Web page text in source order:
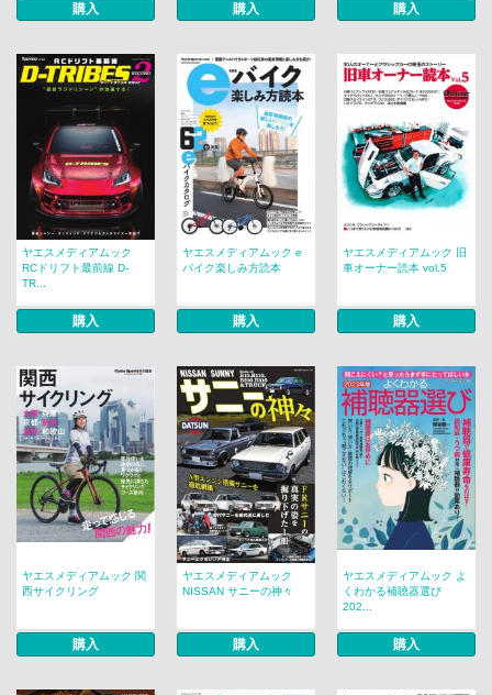
購入 購入 購入
ヤエスメディアムック
RCドリフト最前線 D-
TR...
購入
ヤエスメディアムック e
バイク楽しみ方読本
購入
ヤエスメディアムック 旧
車オーナー読本 vol.5
購入
ヤエスメディアムック 関
西サイクリング
購入
ヤエスメディアムック
NISSAN サニーの神々
購入
ヤエスメディアムック よ
くわかる補聴器選び
202...
購入